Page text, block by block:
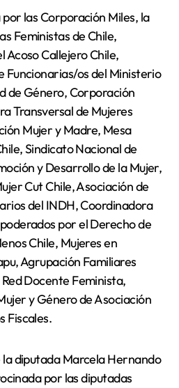
las Corporación Miles, la
Feministas de Chile,
Callejero Chile,
Funcionarias/os del Ministerio
de Género, Corporación
Transversal de Mujeres
Mujer y Madre, Mesa
Sindicato Nacional de
y Desarrollo de la Mujer,
Cut Chile, Asociación de
del INDH, Coordinadora
por el Derecho de
Chile, Mujeres en
Agrupación Familiares
Docente Feminista,
y Género de Asociación
Fiscales.
diputada Marcela Hernando
por las diputadas